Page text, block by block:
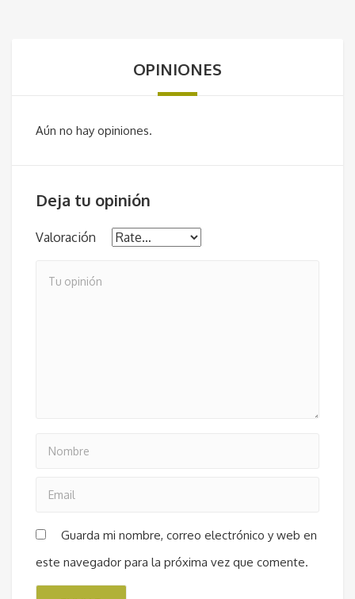
OPINIONES
Aún no hay opiniones.
Deja tu opinión
Valoración
Guarda mi nombre, correo electrónico y web en
este navegador para la próxima vez que comente.